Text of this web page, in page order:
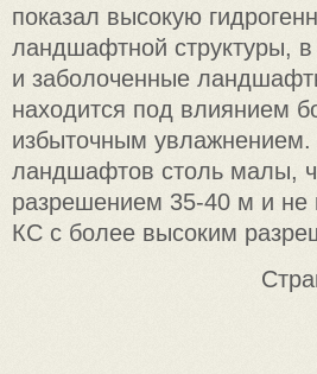
показал высокую
ландшафтной структуры,
и заболоченные
находится под влиянием
избыточным
ландшафтов столь малы,
разрешением 35-40 м и не
КС с более высоким